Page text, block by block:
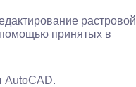
растровой
принятых в
AutoCAD.